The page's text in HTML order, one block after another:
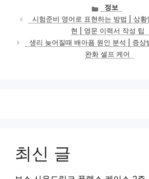
카
테
고
리
정보
시험준비 영어로 표현하는 방법 | 상
현 | 영문 이력서 작성 팁
생리 늦어질때 배아픔 원인 분석 | 증상
완화 셀프 케어
최신 글